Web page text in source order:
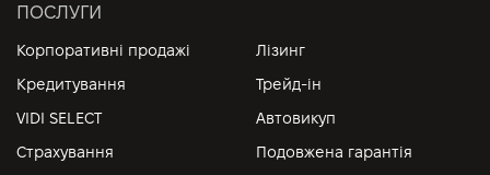
ПОСЛУГИ
Корпоративні продажі
Лізинг
Кредитування
Трейд-ін
VIDI SELECT
Автовикуп
Страхування
Подовжена гарантія